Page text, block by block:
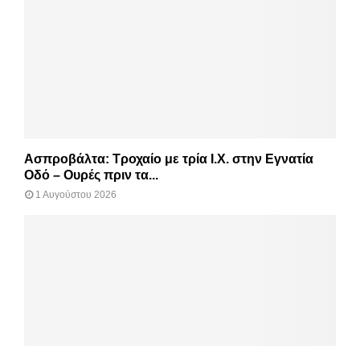
Ασπροβάλτα: Τροχαίο με τρία Ι.Χ. στην Εγνατία
Οδό – Ουρές πριν τα...
1 Αυγούστου 2026